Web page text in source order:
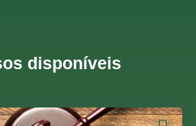
disponíveis